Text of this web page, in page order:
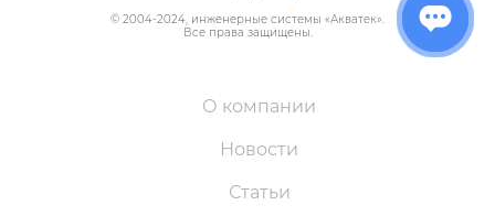
© 2004-2024, инженерные системы «Акватек».
Все права защищены.
О компании
Новости
Статьи